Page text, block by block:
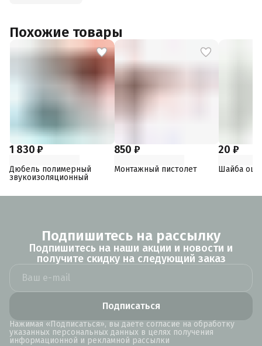
Похожие товары
1 830 ₽
Дюбель полимерный
звукоизоляционный
850 ₽
Монтажный пистолет
20 ₽
Шайба
Подпишитесь на рассылку
Подпишитесь на наши акции и новости и
получите скидку на следующий заказ
Подписаться
Нажимая «Подписаться», вы даете согласие на обработку
указанных персональных данных в целях получения
информационной и рекламной рассылки